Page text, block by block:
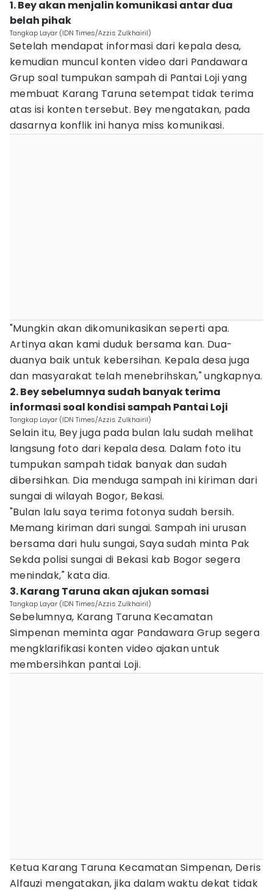
1. Bey akan menjalin komunikasi antar dua
belah pihak
Tangkap Layar (IDN Times/Azzis Zulkhairil)
Setelah mendapat informasi dari kepala desa,
kemudian muncul konten video dari Pandawara
Grup soal tumpukan sampah di Pantai Loji yang
membuat Karang Taruna setempat tidak terima
atas isi konten tersebut. Bey mengatakan, pada
dasarnya konflik ini hanya miss komunikasi.
"Mungkin akan dikomunikasikan seperti apa.
Artinya akan kami duduk bersama kan. Dua-
duanya baik untuk kebersihan. Kepala desa juga
dan masyarakat telah menebrihskan," ungkapnya.
2. Bey sebelumnya sudah banyak terima
informasi soal kondisi sampah Pantai Loji
Tangkap Layar (IDN Times/Azzis Zulkhairil)
Selain itu, Bey juga pada bulan lalu sudah melihat
langsung foto dari kepala desa. Dalam foto itu
tumpukan sampah tidak banyak dan sudah
dibersihkan. Dia menduga sampah ini kiriman dari
sungai di wilayah Bogor, Bekasi.
"Bulan lalu saya terima fotonya sudah bersih.
Memang kiriman dari sungai. Sampah ini urusan
bersama dari hulu sungai, Saya sudah minta Pak
Sekda polisi sungai di Bekasi kab Bogor segera
menindak," kata dia.
3. Karang Taruna akan ajukan somasi
Tangkap Layar (IDN Times/Azzis Zulkhairil)
Sebelumnya, Karang Taruna Kecamatan
Simpenan meminta agar Pandawara Grup segera
mengklarifikasi konten video ajakan untuk
membersihkan pantai Loji.
Ketua Karang Taruna Kecamatan Simpenan, Deris
Alfauzi mengatakan, jika dalam waktu dekat tidak